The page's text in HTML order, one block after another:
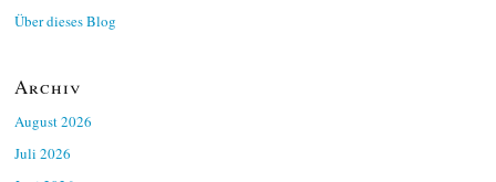
Über dieses Blog
Archiv
August 2026
Juli 2026